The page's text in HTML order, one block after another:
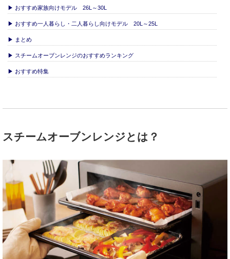
▶ おすすめ家族向けモデル 26L～30L
▶ おすすめ一人暮らし・二人暮らし向けモデル 20L～25L
▶ まとめ
▶ スチームオーブンレンジのおすすめランキング
▶ おすすめ特集
スチームオーブンレンジとは？